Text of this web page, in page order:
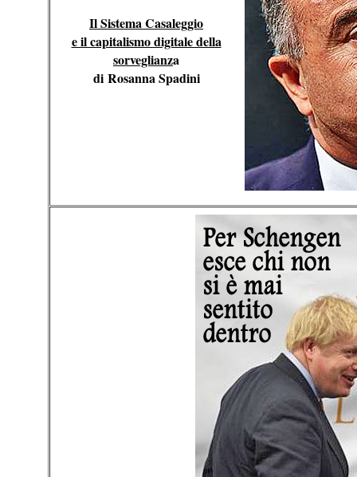
Il Sistema Casaleggio
e il capitalismo digitale della
sorveglianza
di Rosanna Spadini